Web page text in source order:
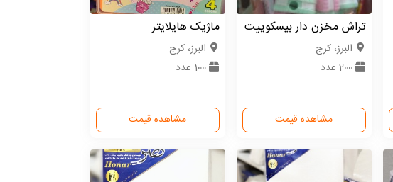
تراش مخزن دار بیسکوییت
البرز، کرج
200 عدد
مشاهده قیمت
ماژیک هایلایتر
البرز، کرج
100 عدد
مشاهده قیمت